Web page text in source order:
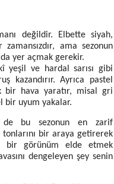
değildir. Elbette siyah,
ama sezonun
yer açmak gerekir.
yeşil ve hardal sarısı gibi
kazandırır. Ayrıca pastel
bir hava yaratır, misal gri
bir uyum yakalar.
de bu sezonun en zarif
bir araya getirerek
bir görünüm elde etmek
dengeleyen şey senin